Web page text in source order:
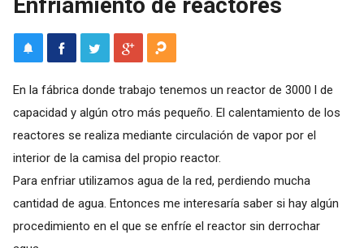
En la fábrica donde trabajo tenemos un reactor de 3000 l de
capacidad y algún otro más pequeño. El calentamiento de los
reactores se realiza mediante circulación de vapor por el
interior de la camisa del propio reactor.
Para enfriar utilizamos agua de la red, perdiendo mucha
cantidad de agua. Entonces me interesaría saber si hay algún
procedimiento en el que se enfríe el reactor sin derrochar